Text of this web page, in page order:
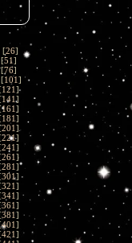
[26]
51]
76]
101]
121]
141]
161]
181]
201]
221]
241]
261]
281]
301]
321]
341]
361]
381]
401]
421]